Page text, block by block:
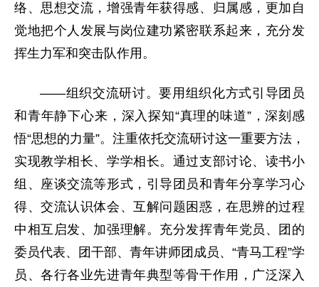
络、思想交流，增强青年获得感、归属感，更加自
觉地把个人发展与岗位建功紧密联系起来，充分发
挥生力军和突击队作用。
——组织交流研讨。要用组织化方式引导团员
和青年静下心来，深入探知“真理的味道”，深刻感
悟“思想的力量”。注重依托交流研讨这一重要方法，
实现教学相长、学学相长。通过支部讨论、读书小
组、座谈交流等形式，引导团员和青年分享学习心
得、交流认识体会、互解问题困惑，在思辨的过程
中相互启发、加强理解。充分发挥青年党员、团的
委员代表、团干部、青年讲师团成员、“青马工程”学
员、各行各业先进青年典型等骨干作用，广泛深入